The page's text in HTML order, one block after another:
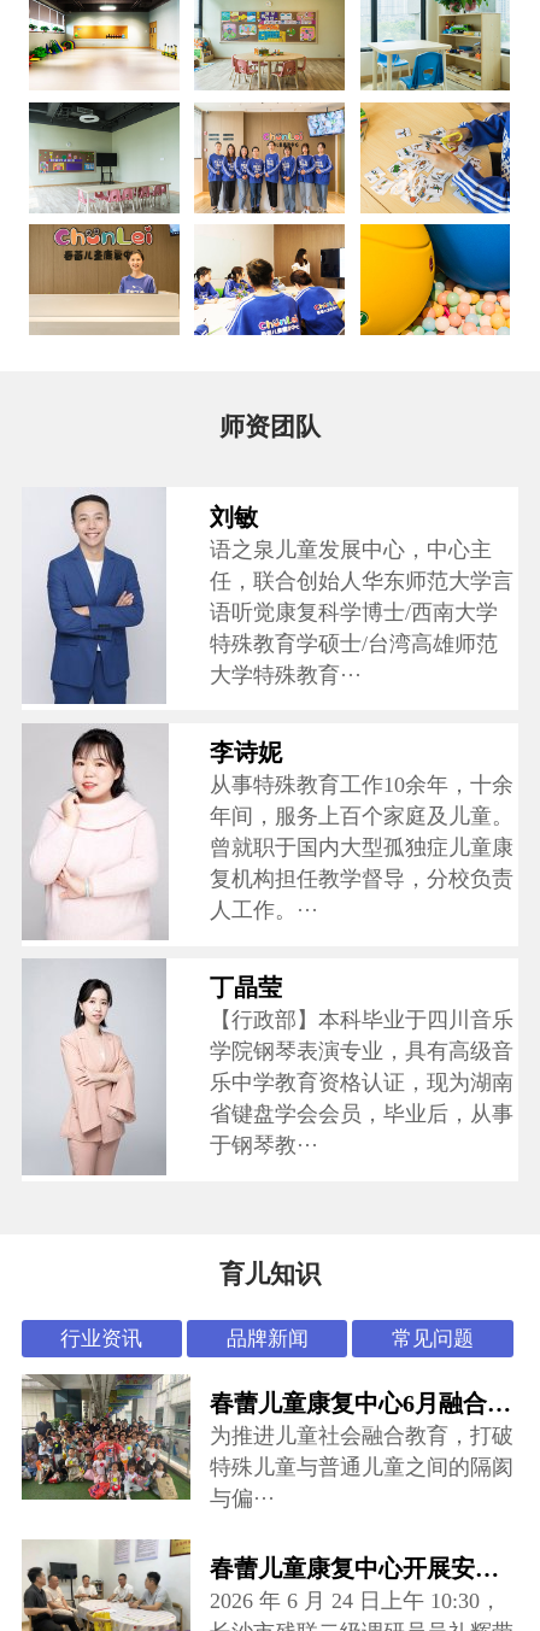
师资团队
刘敏
语之泉儿童发展中心，中心主
任，联合创始人华东师范大学言
语听觉康复科学博士/西南大学
特殊教育学硕士/台湾高雄师范
大学特殊教育···
李诗妮
从事特殊教育工作10余年，十余
年间，服务上百个家庭及儿童。
曾就职于国内大型孤独症儿童康
复机构担任教学督导，分校负责
人工作。···
丁晶莹
【行政部】本科毕业于四川音乐
学院钢琴表演专业，具有高级音
乐中学教育资格认证，现为湖南
省键盘学会会员，毕业后，从事
于钢琴教···
育儿知识
行业资讯 品牌新闻 常见问题
春蕾儿童康复中心6月融合活动：“怪可爱市集”开张啦~
为推进儿童社会融合教育，打破
特殊儿童与普通儿童之间的隔阂
与偏···
春蕾儿童康复中心开展安全专项督导检查
2026 年 6 月 24 日上午 10:30，